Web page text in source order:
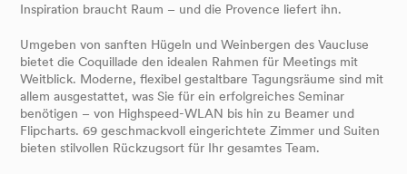
Inspiration braucht Raum – und die Provence liefert ihn.
Umgeben von sanften Hügeln und Weinbergen des Vaucluse
bietet die Coquillade den idealen Rahmen für Meetings mit
Weitblick. Moderne, flexibel gestaltbare Tagungsräume sind mit
allem ausgestattet, was Sie für ein erfolgreiches Seminar
benötigen – von Highspeed-WLAN bis hin zu Beamer und
Flipcharts. 69 geschmackvoll eingerichtete Zimmer und Suiten
bieten stilvollen Rückzugsort für Ihr gesamtes Team.